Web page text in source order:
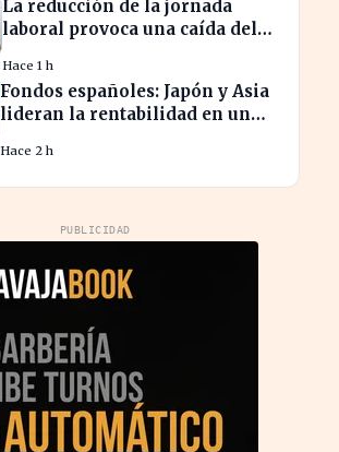
La reducción de la jornada
laboral provoca una caída del
española
Hace 1 h
Fondos españoles: Japón y Asia
lideran la rentabilidad en un
Hace 2 h
PUBLICIDAD